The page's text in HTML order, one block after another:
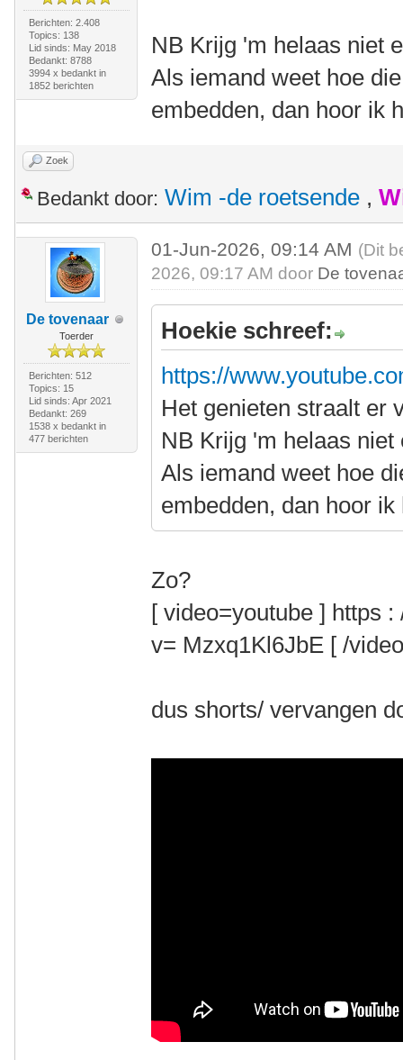
Berichten: 2.408
Topics: 138
Lid sinds: May 2018
Bedankt: 8788
3994 x bedankt in
1852 berichten
NB Krijg 'm helaas niet
Als iemand weet hoe
embedden, dan hoor ik
Zoek
Bedankt door: Wim -de roetsende ,
De tovenaar
Toerder
Berichten: 512
Topics: 15
Lid sinds: Apr 2021
Bedankt: 269
1538 x bedankt in
477 berichten
01-Jun-2026, 09:14 AM (Dit
2026, 09:17 AM door De
Hoekie schreef:
https://
Het genieten straalt er
NB Krijg 'm helaas niet
Als iemand weet hoe
embedden, dan hoor ik
Zo?
[ video=youtube ] https
v= Mzxq1Kl6JbE [ /
dus shorts/ vervangen